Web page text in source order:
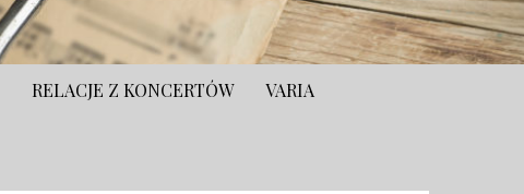
RELACJE Z KONCERTÓW VARIA